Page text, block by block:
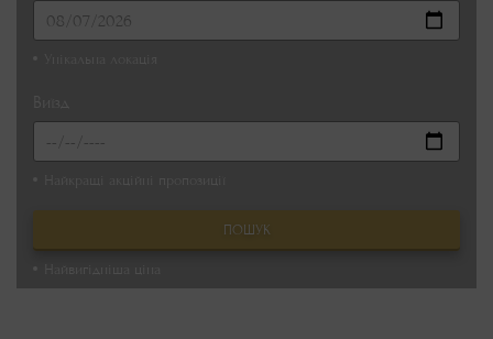
ПОШУК